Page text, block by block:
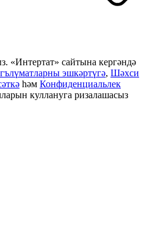
«Интертат» сайтына кергәндә
эшкәртүгә, Шәхси
һәм Конфиденциальлек
куллануга ризалашасыз